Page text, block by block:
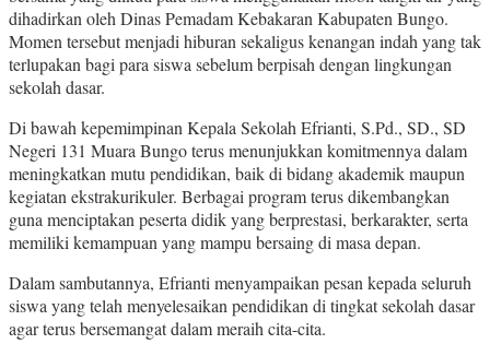
dihadirkan oleh Dinas Pemadam Kebakaran Kabupaten Bungo.
Momen tersebut menjadi hiburan sekaligus kenangan indah yang tak
terlupakan bagi para siswa sebelum berpisah dengan lingkungan
sekolah dasar.
Di bawah kepemimpinan Kepala Sekolah Efrianti, S.Pd., SD., SD
Negeri 131 Muara Bungo terus menunjukkan komitmennya dalam
meningkatkan mutu pendidikan, baik di bidang akademik maupun
kegiatan ekstrakurikuler. Berbagai program terus dikembangkan
guna menciptakan peserta didik yang berprestasi, berkarakter, serta
memiliki kemampuan yang mampu bersaing di masa depan.
Dalam sambutannya, Efrianti menyampaikan pesan kepada seluruh
siswa yang telah menyelesaikan pendidikan di tingkat sekolah dasar
agar terus bersemangat dalam meraih cita-cita.